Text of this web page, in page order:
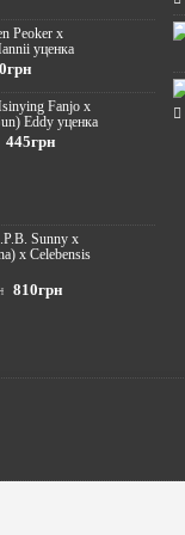
Peoker x
уценка
Fanjo x
Eddy уценка
445грн
Sunny х
x Celebensis
810грн